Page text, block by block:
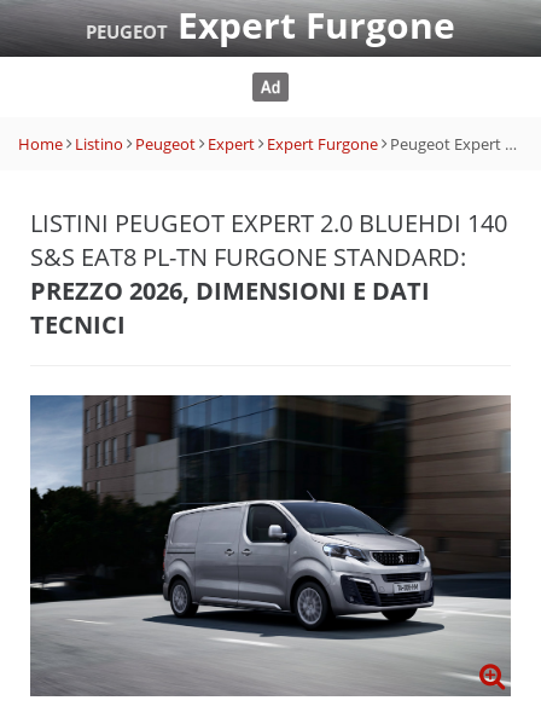
PEUGEOTExpert Furgone
Home Listino Peugeot Expert Expert Furgone Peugeot Expert 2.0 BlueHDi 140 S&S EAT8 PL-TN Furgone Standard
LISTINI PEUGEOT EXPERT 2.0 BLUEHDI 140
S&S EAT8 PL-TN FURGONE STANDARD:
PREZZO 2026, DIMENSIONI E DATI
TECNICI